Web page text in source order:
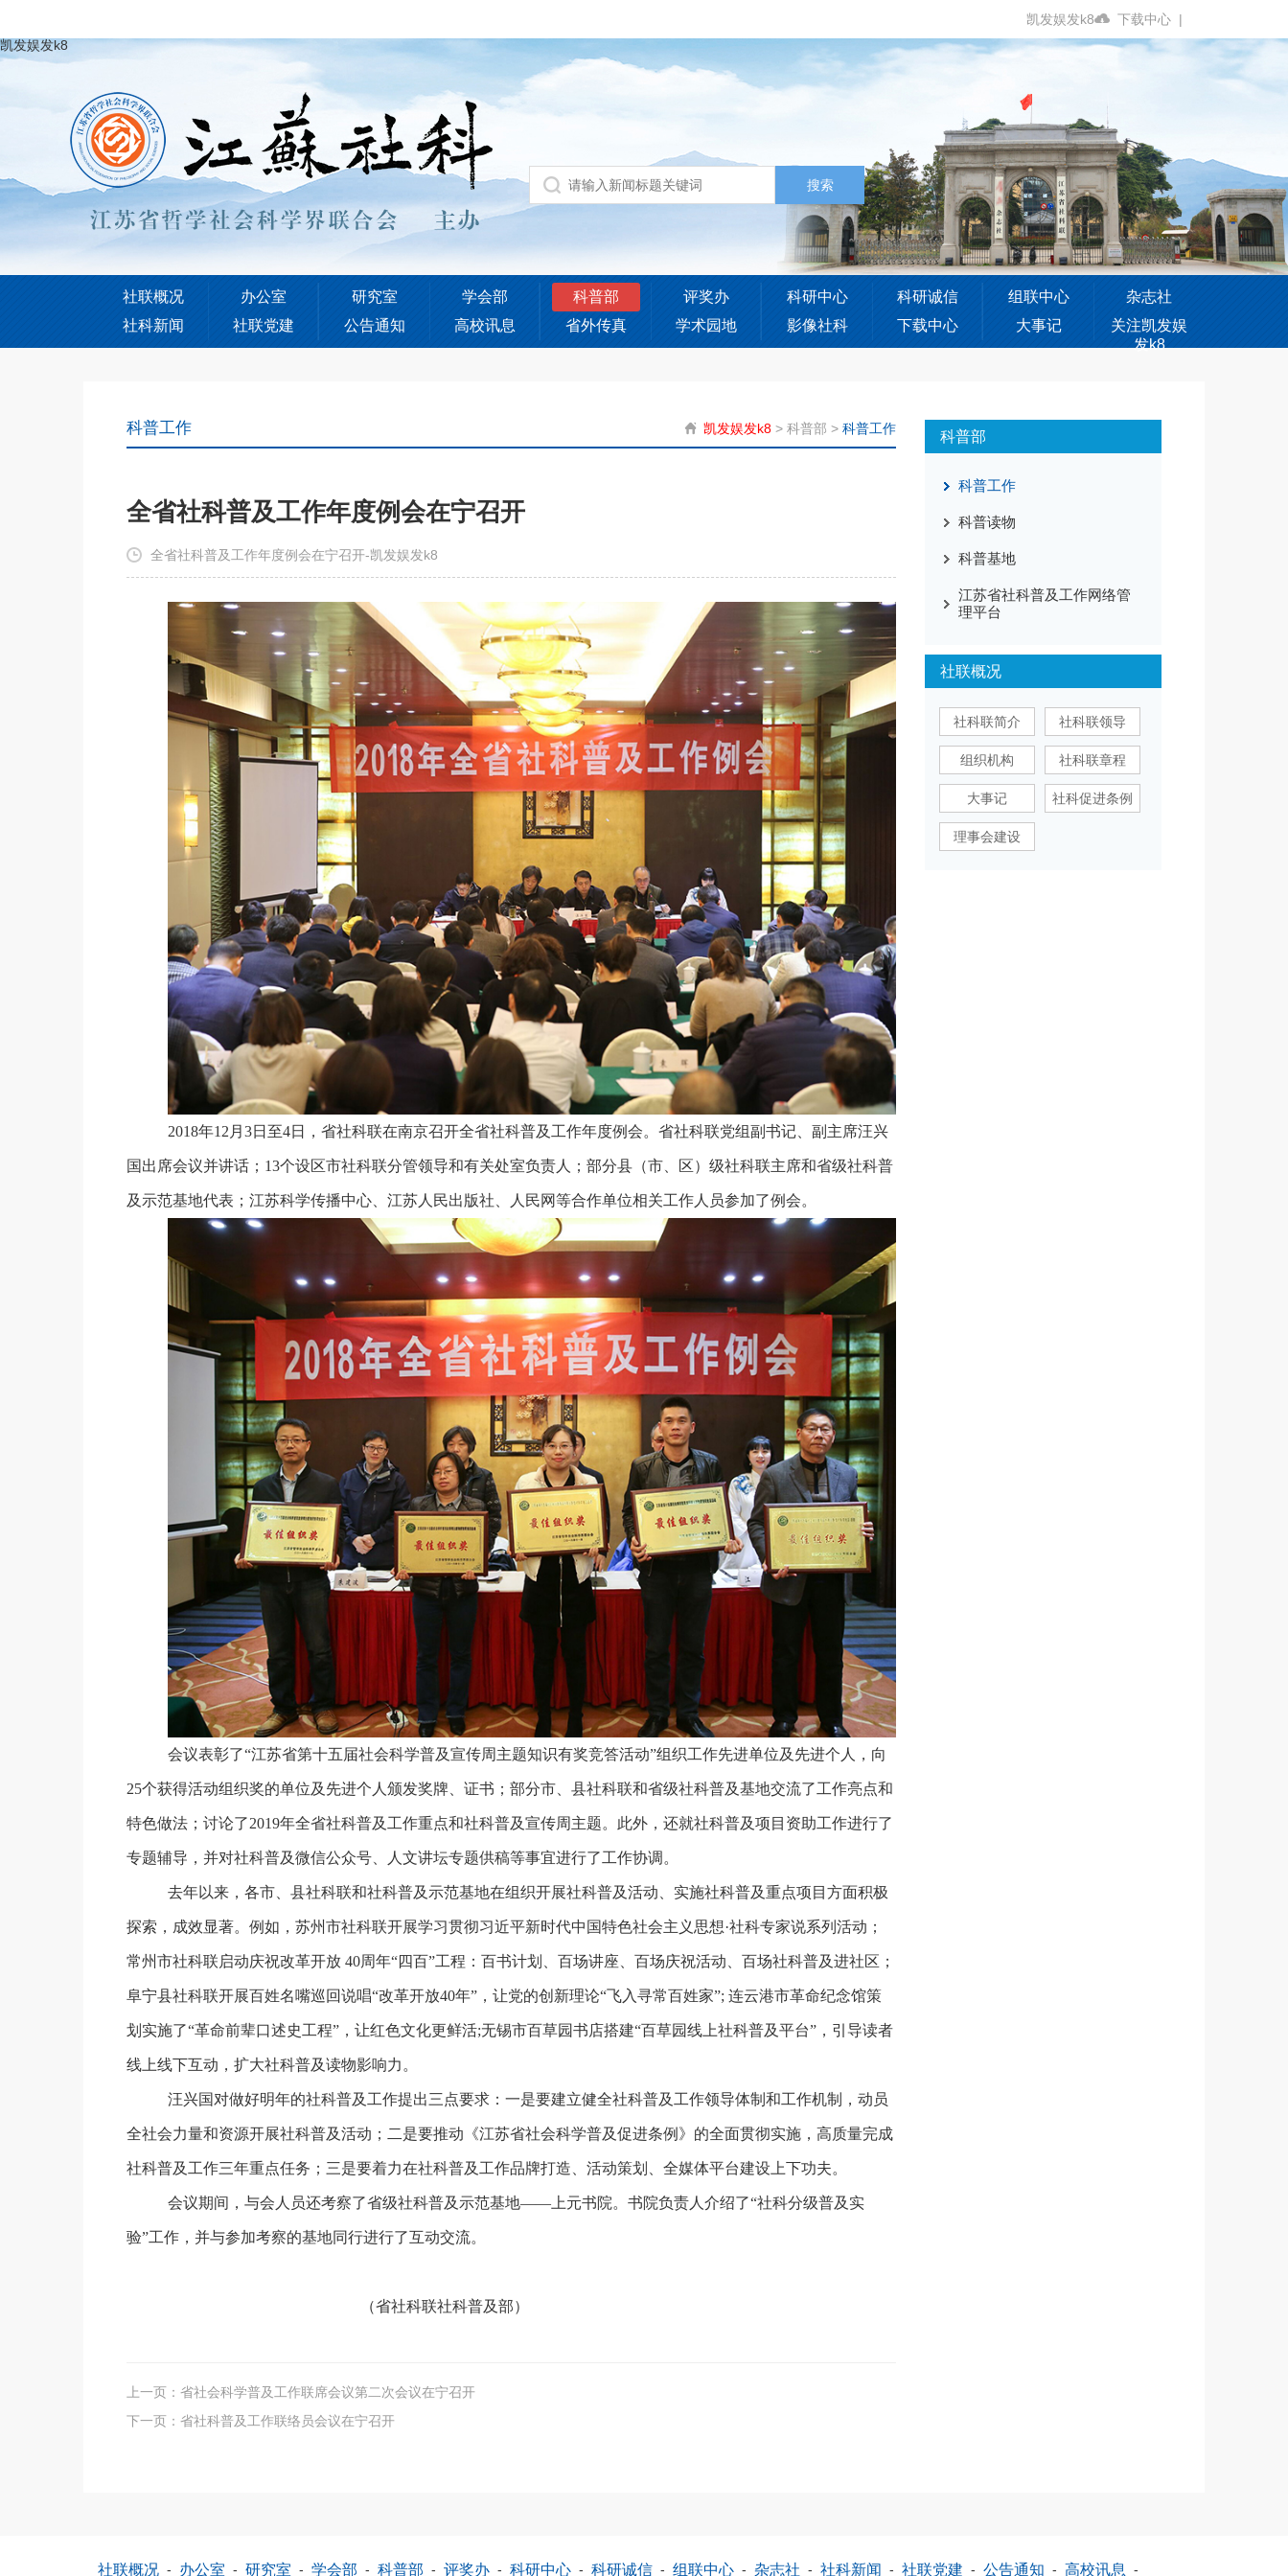
凯发娱发k8 下载中心 |
凯发娱发k8
社联概况 办公室 研究室 学会部 科普部 评奖办 科研中心 科研诚信 组联中心
杂志社
社科新闻
社联党建 公告通知 高校讯息 省外传真 学术园地 影像社科 下载中心 大事记
关注凯发娱
发k8
科普工作 凯发娱发k8> 科普部 > 科普工作
全省社科普及工作年度例会在宁召开
全省社科普及工作年度例会在宁召开-凯发娱发k8
2018年12 月 3日至4日，省社科联在南京召开全省社科普及工作年度例会。省社科联党组副书记、副主席汪兴
国出席会议并讲话； 13个设区市社科联分管领导和有关处室负责人；部分县（市、区）级社科联主席和省级社科普
及示范基地代表；江苏科学传播中心、江苏人民出版社、人民网等合作单位相关工作人员参加了例会。
会议表彰了“江苏省第十五届社会科学普及宣传周主题知识有奖竞答活动”组织工作先进单位及先进个人，向
25个获得活动组织奖的单位及先进个人颁发奖牌、证书；部分市、县社科联和省级社科普及基地交流了工作亮点和
特色做法；讨论了2019年全省社科普及工作重点和社科普及宣传周主题。此外，还就社科普及项目资助工作进行了
专题辅导，并对社科普及微信公众号、人文讲坛专题供稿等事宜进行了工作协调。
去年以来，各市、县社科联和社科普及示范基地在组织开展社科普及活动、实施社科普及重点项目方面积极
探索，成效显著。例如，苏州市社科联开展学习贯彻习近平新时代中国特色社会主义思想·社科专家说系列活动；
常州市社科联启动庆祝改革开放 40周年“四百”工程：百书计划、百场讲座、百场庆祝活动、百场社科普及进社区；
阜宁县社科联开展百姓名嘴巡回说唱“改革开放40年”，让党的创新理论“飞入寻常百姓家”; 连云港市革命纪念馆策
划实施了“革命前辈口述史工程”，让红色文化更鲜活;无锡市百草园书店搭建“百草园线上社科普及平台”，引导读者
线上线下互动，扩大社科普及读物影响力。
汪兴国对做好明年的社科普及工作提出三点要求：一是要建立健全社科普及工作领导体制和工作机制，动员
全社会力量和资源开展社科普及活动；二是要推动《江苏省社会科学普及促进条例》的全面贯彻实施，高质量完成
社科普及工作三年重点任务；三是要着力在社科普及工作品牌打造、活动策划、全媒体平台建设上下功夫。
会议期间，与会人员还考察了省级社科普及示范基地——上元书院。书院负责人介绍了“社科分级普及实
验”工作，并与参加考察的基地同行进行了互动交流。
（省社科联社科普及部）
上一页： 省社会科学普及工作联席会议第二次会议在宁召开
下一页： 省社科普及工作联络员会议在宁召开
科普部
科普工作
科普读物
科普基地
江苏省社科普及工作网络管
理平台
社联概况
社科联简介 社科联领导
组织机构 社科联章程
大事记 社科促进条例
理事会建设
社联概况 - 办公室 - 研究室 - 学会部 - 科普部 - 评奖办 - 科研中心 - 科研诚信 - 组联中心 - 杂志社 - 社科新闻 - 社联党建 - 公告通知 - 高校讯息 -